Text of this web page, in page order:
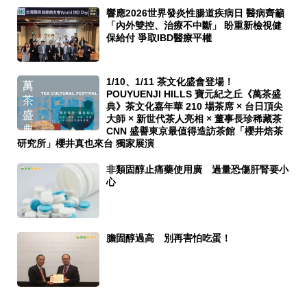
響應2026世界發炎性腸道疾病日 醫病齊籲
「內外雙控、治療不中斷」 盼重新檢視健
保給付 爭取IBD醫療平權
1/10、1/11 茶文化盛會登場！
POUYUENJI HILLS 寶元紀之丘《萬茶盛
典》茶文化嘉年華 210 場茶席 × 台日頂尖
大師 × 新世代茶人亮相 × 董事長珍稀藏茶
CNN 盛譽東京最值得造訪茶館「櫻井焙茶
研究所」櫻井真也來台 獨家展演
非類固醇止痛藥使用廣 過量恐傷肝腎要小
心
膽固醇過高 別再害怕吃蛋！